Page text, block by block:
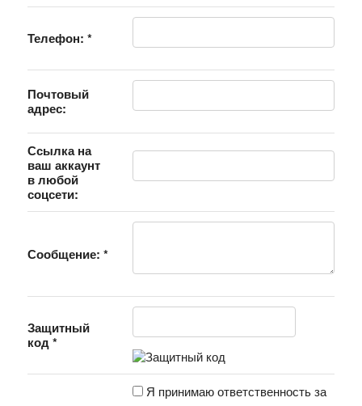
Телефон: *
Почтовый
адрес:
Ссылка на
ваш аккаунт
в любой
соцсети:
Сообщение: *
Защитный
код*
Я принимаю ответственность за